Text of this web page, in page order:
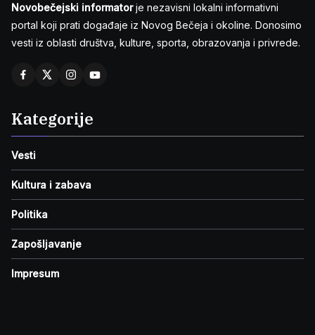
Novobečejski informatorje nezavisni lokalni informativni
portal koji prati događaje iz Novog Bečeja i okoline. Donosimo
vesti iz oblasti društva, kulture, sporta, obrazovanja i privrede.
Kategorije
Vesti
Kultura i zabava
Politika
Zapošljavanje
Impresum